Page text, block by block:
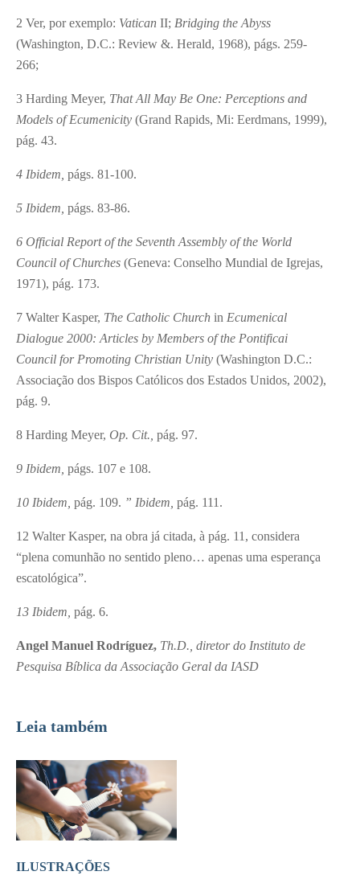
2 Ver, por exemplo: Vatican II; Bridging the Abyss
(Washington, D.C.: Review &. Herald, 1968), págs. 259-
266;
3 Harding Meyer, That All May Be One: Perceptions and
Models of Ecumenicity (Grand Rapids, Mi: Eerdmans, 1999),
pág. 43.
4 Ibidem, págs. 81-100.
5 Ibidem, págs. 83-86.
6 Official Report of the Seventh Assembly of the World
Council of Churches (Geneva: Conselho Mundial de Igrejas,
1971), pág. 173.
7 Walter Kasper, The Catholic Church in Ecumenical
Dialogue 2000: Articles by Members of the Pontificai
Council for Promoting Christian Unity (Washington D.C.:
Associação dos Bispos Católicos dos Estados Unidos, 2002),
pág. 9.
8 Harding Meyer, Op. Cit., pág. 97.
9 Ibidem, págs. 107 e 108.
10 Ibidem, pág. 109. ” Ibidem, pág. 111.
12 Walter Kasper, na obra já citada, à pág. 11, considera
“plena comunhão no sentido pleno… apenas uma esperança
escatológica”.
13 Ibidem, pág. 6.
Angel Manuel Rodríguez, Th.D., diretor do Instituto de
Pesquisa Bíblica da Associação Geral da IASD
Leia também
ILUSTRAÇÕES